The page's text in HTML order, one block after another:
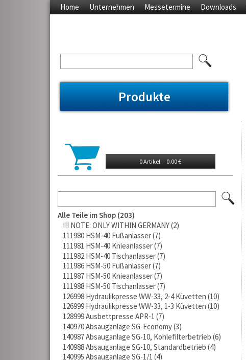
Home Unternehmen Messetermine Downloads
Produkte
0 Artikel 0.00 €
Alle Teile im Shop 203
!!! NOTE: ONLY WITHIN GERMANY 2
111980 HSM-40 Fußanlasser 7
111981 HSM-40 Knieanlasser 7
111982 HSM-40 Tischanlasser 7
111986 HSM-50 Fußanlasser 7
111987 HSM-50 Knieanlasser 7
111988 HSM-50 Tischanlasser 7
126998 Hydraulikpresse WW-33, 2-4 Küvetten 10
126999 Hydraulikpresse WW-33, 1-3 Küvetten 10
128999 Ausbettpresse APR-1 7
140970 Absauganlage SG-Economy 3
140987 Absauganlage SG-10, Kohlefilterbetrieb 6
140988 Absauganlage SG-10, Standardbetrieb 4
140995 Absauganlage SG-1/1 4